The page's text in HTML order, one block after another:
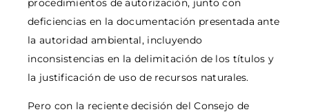
deficiencias en la documentación presentada ante
la autoridad ambiental, incluyendo
inconsistencias en la delimitación de los títulos y
la justificación de uso de recursos naturales.
Pero con la reciente decisión del Consejo de